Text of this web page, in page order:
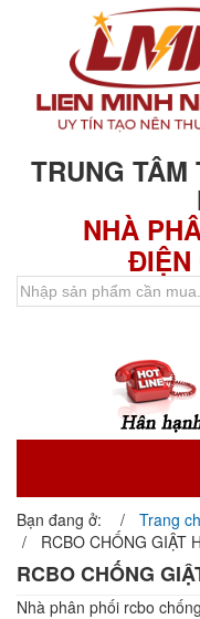
TRUNG
NHÀ
ĐIỆN
Bạn đang ở: Trang
RCBO CHỐNG GIẬT
RCBO CHỐNG
Nhà phân phối rcbo